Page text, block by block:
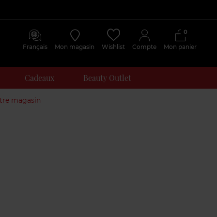
Français Mon magasin Wishlist Compte Mon panier
0
Cadeaux Beauty Outlet
magasin